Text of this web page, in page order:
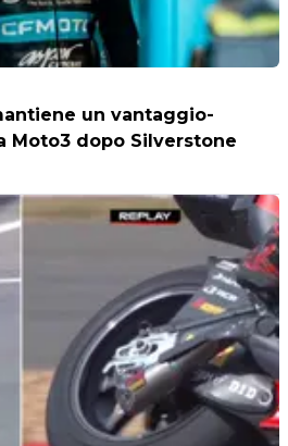
un vantaggio-
Moto3 dopo Silverstone